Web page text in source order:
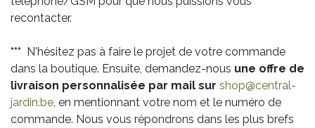
recontacter.
*** N'hésitez pas à faire le projet de votre commande
dans la boutique. Ensuite, demandez-nous une offre de
livraison personnalisée par mail sur shop@central-
jardin.be , en mentionnant votre nom et le numéro de
commande. Nous vous répondrons dans les plus brefs